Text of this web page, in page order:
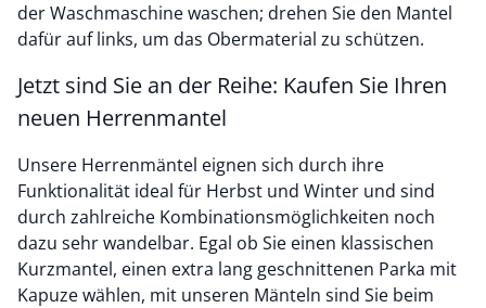
der Waschmaschine waschen; drehen Sie den Mantel
dafür auf links, um das Obermaterial zu schützen.
Jetzt sind Sie an der Reihe: Kaufen Sie Ihren
neuen Herrenmantel
Unsere Herrenmäntel eignen sich durch ihre
Funktionalität ideal für Herbst und Winter und sind
durch zahlreiche Kombinationsmöglichkeiten noch
dazu sehr wandelbar. Egal ob Sie einen klassischen
Kurzmantel, einen extra lang geschnittenen Parka mit
Kapuze wählen, mit unseren Mänteln sind Sie beim